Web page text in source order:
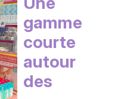
gamme
courte
autour
des